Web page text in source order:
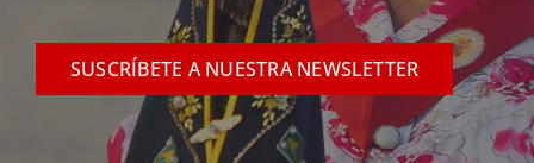
SUSCRÍBETE A NUESTRA NEWSLETTER